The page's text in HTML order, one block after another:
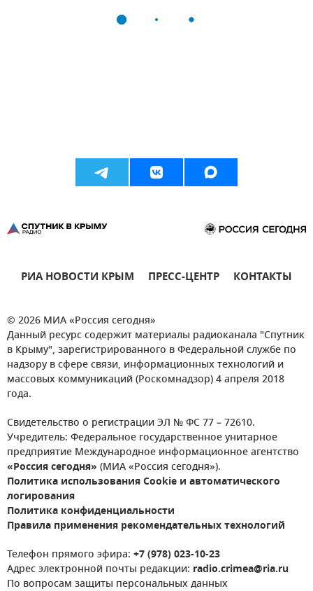
РИА НОВОСТИ КРЫМ ПРЕСС-ЦЕНТР КОНТАКТЫ
© 2026 МИА «Россия сегодня»
Данный ресурс содержит материалы радиоканала "Спутник
в Крыму", зарегистрированного в Федеральной службе по
надзору в сфере связи, информационных технологий и
массовых коммуникаций (Роскомнадзор) 4 апреля 2018
года.
Свидетельство о регистрации ЭЛ № ФС 77 – 72610.
Учредитель: Федеральное государственное унитарное
предприятие Международное информационное агентство
«Россия сегодня» (МИА «Россия сегодня»).
Политика использования Cookie и автоматического
логирования
Политика конфиденциальности
Правила применения рекомендательных технологий
Телефон прямого эфира: +7 (978) 023-10-23
Адрес электронной почты редакции: radio.crimea@ria.ru
По вопросам защиты персональных данных